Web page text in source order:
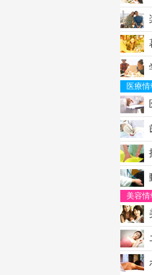
医療情
美容情